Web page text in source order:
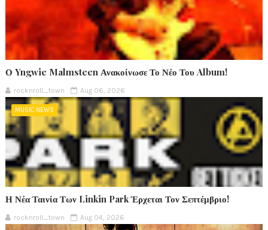
Ο Yngwie Malmsteen Ανακοίνωσε Το Νέο Του Album!
rocknroll_town Aug 06, 2026
MUSIC NEWS
Η Νέα Ταινία Των Linkin Park Έρχεται Τον Σεπτέμβριο!
rocknroll_town Aug 04, 2026